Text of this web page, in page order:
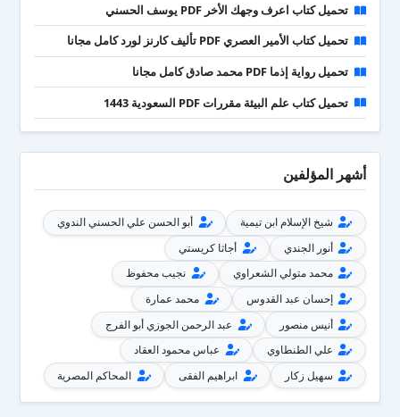
تحميل كتاب اعرف وجهك الأخر PDF يوسف الحسني
تحميل كتاب الأمير العصري PDF تأليف كارنز لورد كامل مجانا
تحميل رواية إذما PDF محمد صادق كامل مجانا
تحميل كتاب علم البيئة مقررات PDF السعودية 1443
أشهر المؤلفين
شيخ الإسلام ابن تيمية
أبو الحسن علي الحسني الندوي
أنور الجندي
أجاثا كريستي
محمد متولي الشعراوي
نجيب محفوظ
إحسان عبد القدوس
محمد عمارة
أنيس منصور
عبد الرحمن الجوزي أبو الفرج
علي الطنطاوي
عباس محمود العقاد
سهيل زكار
ابراهيم الفقى المحاكم المصرية